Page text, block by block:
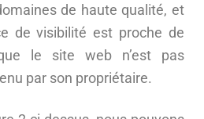
de haute qualité, et
de visibilité est proche de
le site web n’est pas
par son propriétaire.